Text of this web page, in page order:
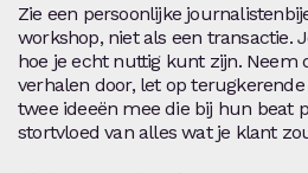
Zie een persoonlijke
workshop, niet als een transactie.
hoe je echt nuttig kunt zijn. Neem
verhalen door, let op
twee ideeën mee die bij hun beat
stortvloed van alles wat je klant